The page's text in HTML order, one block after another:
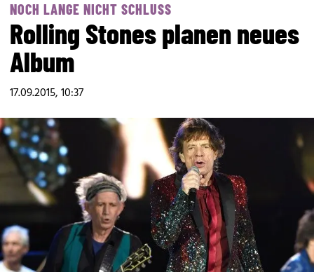
NOCH LANGE NICHT SCHLUSS
Rolling Stones planen neues
Album
17.09.2015, 10:37